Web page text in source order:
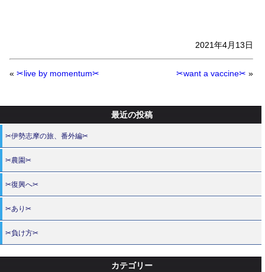
2021年4月13日
« ✂live by momentum✂ ✂want a vaccine✂ »
最近の投稿
✂伊勢志摩の旅、番外編✂
✂農園✂
✂復興へ✂
✂あり✂
✂負け方✂
カテゴリー